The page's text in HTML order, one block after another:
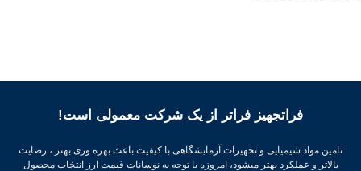
فراتجهیز فراتر از یک شرکت معمولی است!
تامین مواد شیمیایی و تجهیزات آزمایشگاهی با کیفیت باعث بهره وری بهتر ، رضایت
بالاتر و عملکرد بهتر میشود، امروزه با توجه به نوسانات قیمت ارز انتخاب محصول